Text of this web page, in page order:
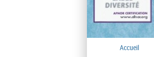
Accueil